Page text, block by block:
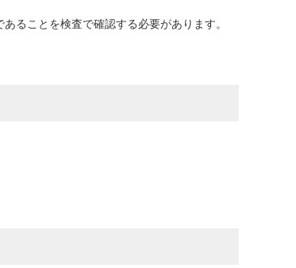
ることを検査で確認する必要があります。